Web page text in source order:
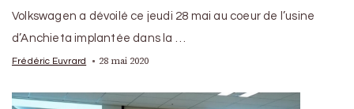
Volkswagen a dévoilé ce jeudi 28 mai au coeur de l’usine
d’Anchieta implantée dans la …
Frédéric Euvrard 28 mai 2020